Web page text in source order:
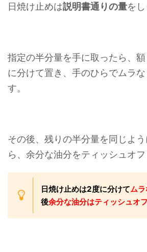
日焼け止めは説明書通りの量を
指定の半分量を手に取ったら、
に分けて置き、手のひらでムラ
す。
その後、残りの半分量を同じよ
ら、余分な油分をティッシュオフ
日焼け止めは2度に分けてム
後余分な油分はティッシュオフ